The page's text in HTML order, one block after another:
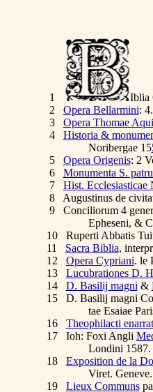
1 Iblia
2 Opera Bellarmini:
3 Opera Thomae
4 Historia &
Noribergae 15
5 Opera Origenis: 2
6 Monumenta S.
7 Hist.
8 Augustinus de
9 Conciliorum 4
Epheseni, &
10 Ruperti Abbatis
11 Sacra Biblia,
12 Opera Cypriani. le
13 Lucubrationes D.
14 D. Basilij magni &
15 D. Basilij magni
tae Esaiae
16 Theophilacti
17 Ioh: Foxi Angli
Londini 1587.
18 Exposition de la
Viret. Geneve.
19 Lieux Communs